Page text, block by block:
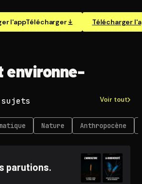
l'appTélécharger Télécharger
en­vi­ron­ne­
sujets Voir tout
Nature An­thro­po­cène
parutions.